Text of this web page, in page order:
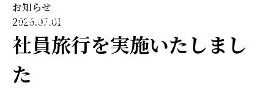
お知らせ
2026.07.01
社員旅行を実施いたしまし
た